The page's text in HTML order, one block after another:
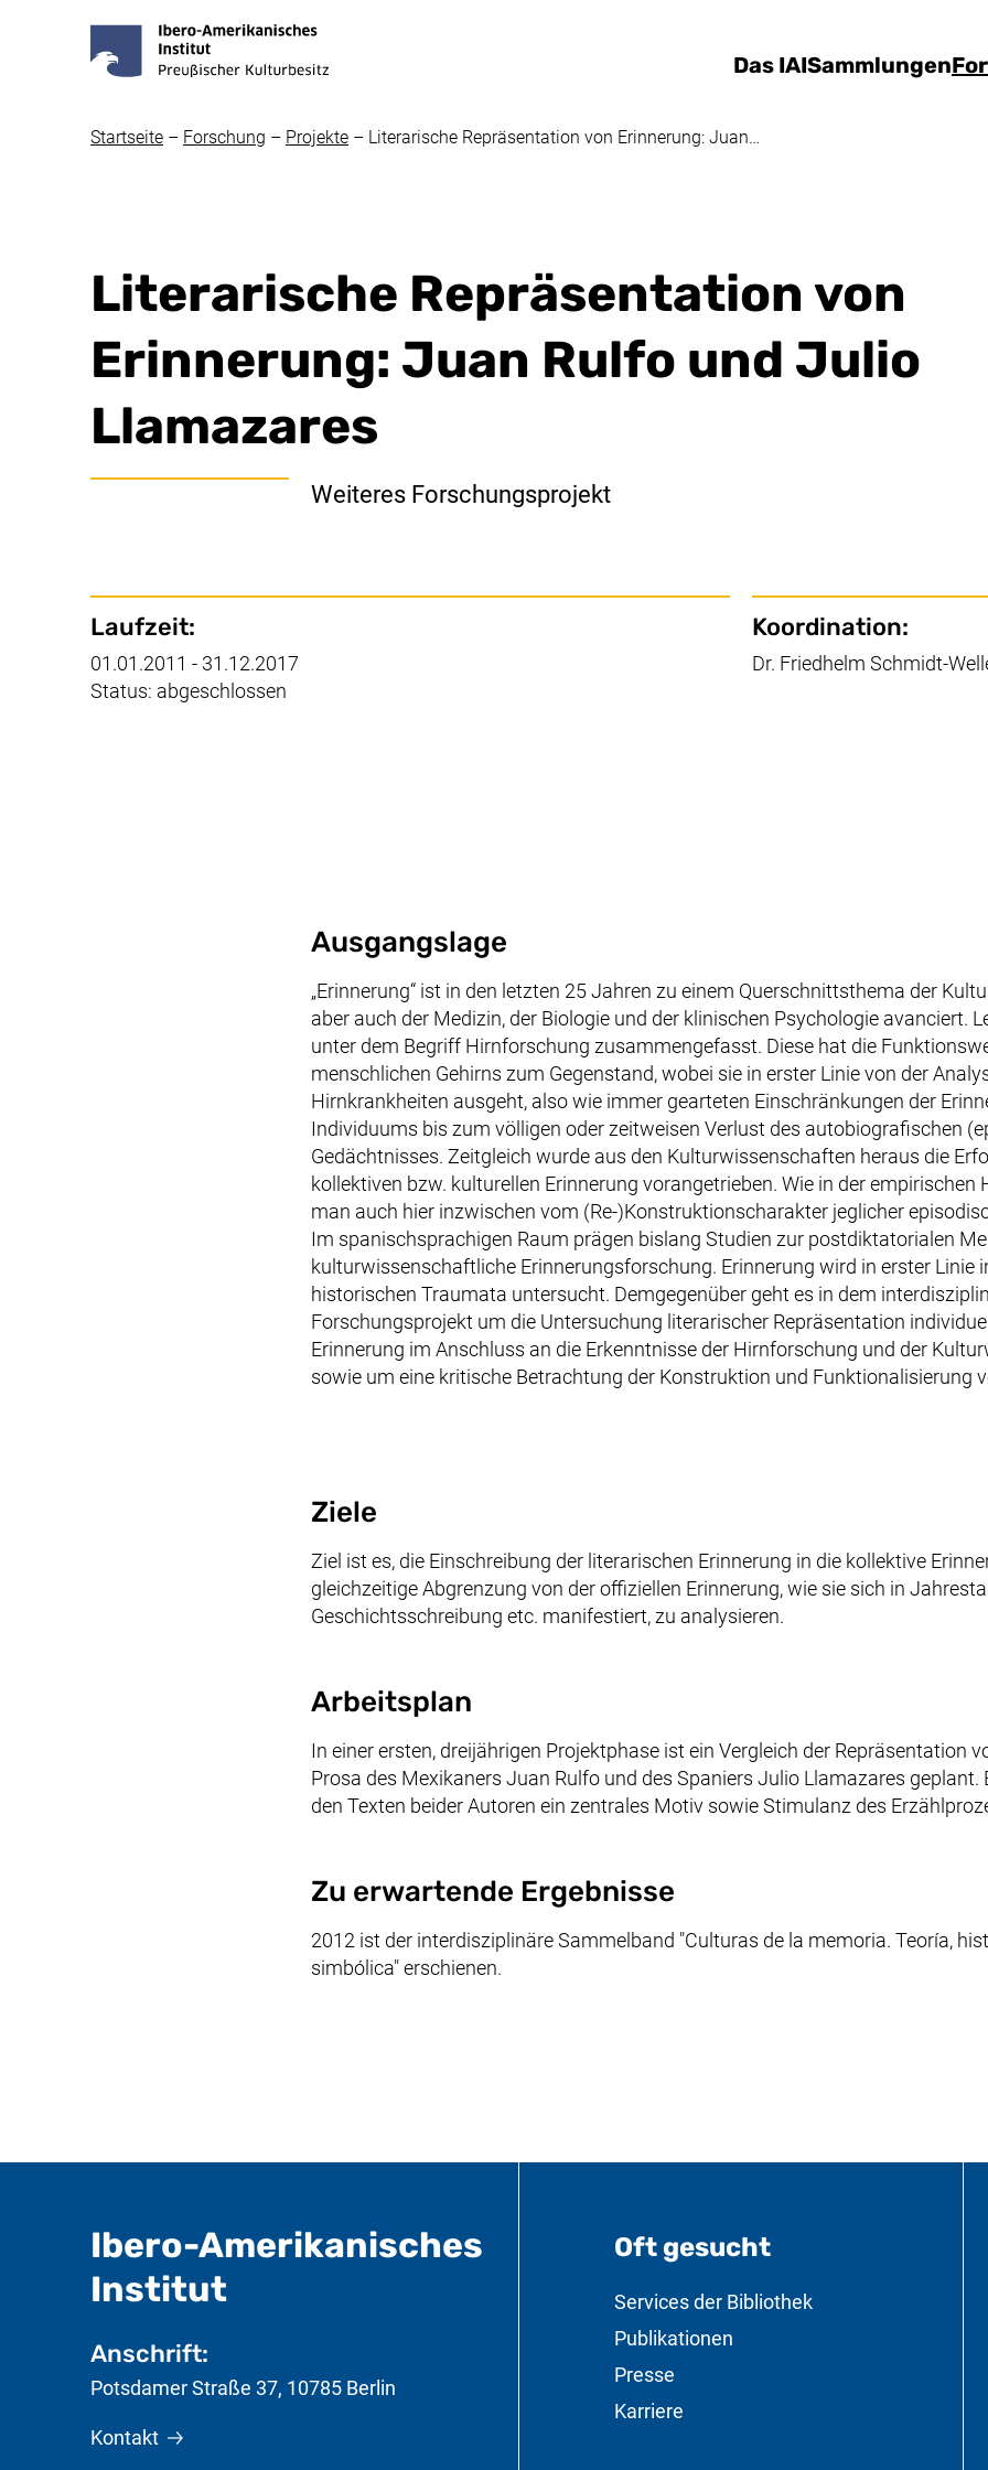
Das IAISammlungen
Startseite – Forschung – Projekte – Literarische Repräsentation von Erinnerung: Juan…
Literarische Repräsentation von
Erinnerung: Juan Rulfo und Julio
Llamazares
Weiteres Forschungsprojekt
Wichtige Details
Laufzeit:
01.01.2011 - 31.12.2017
Status: abgeschlossen
Koordination:
Dr. Friedhelm Schmidt-
Beschreibung
Ausgangslage
„Erinnerung“ ist in den letzten 25 Jahren zu einem Querschnittsthema der
aber auch der Medizin, der Biologie und der klinischen Psychologie avanciert.
unter dem Begriff Hirnforschung zusammengefasst. Diese hat die
menschlichen Gehirns zum Gegenstand, wobei sie in erster Linie von der
Hirnkrankheiten ausgeht, also wie immer gearteten Einschränkungen der
Individuums bis zum völligen oder zeitweisen Verlust des autobiografischen
Gedächtnisses. Zeitgleich wurde aus den Kulturwissenschaften heraus die
kollektiven bzw. kulturellen Erinnerung vorangetrieben. Wie in der empirischen
man auch hier inzwischen vom (Re-)Konstruktionscharakter jeglicher
Im spanischsprachigen Raum prägen bislang Studien zur postdiktatorialen
kulturwissenschaftliche Erinnerungsforschung. Erinnerung wird in erster Linie
historischen Traumata untersucht. Demgegenüber geht es in dem
Forschungsprojekt um die Untersuchung literarischer Repräsentation
Erinnerung im Anschluss an die Erkenntnisse der Hirnforschung und der
sowie um eine kritische Betrachtung der Konstruktion und Funktionalisierung
Ziele
Ziel ist es, die Einschreibung der literarischen Erinnerung in die kollektive
gleichzeitige Abgrenzung von der offiziellen Erinnerung, wie sie sich in
Geschichtsschreibung etc. manifestiert, zu analysieren.
Arbeitsplan
In einer ersten, dreijährigen Projektphase ist ein Vergleich der Repräsentation
Prosa des Mexikaners Juan Rulfo und des Spaniers Julio Llamazares geplant.
den Texten beider Autoren ein zentrales Motiv sowie Stimulanz des
Zu erwartende Ergebnisse
2012 ist der interdisziplinäre Sammelband "Culturas de la memoria. Teoría,
simbólica" erschienen.
Ibero-Amerikanisches
Institut- nützliche Informationen
Anschrift:
Potsdamer Straße 37, 10785 Berlin
Kontakt
Oft gesucht
Services der Bibliothek
Publikationen
Presse
Karriere